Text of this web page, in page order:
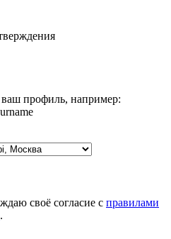
профиль, например:
своё согласие с правилами
.